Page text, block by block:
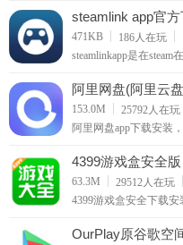
是应用界面还是应用功
初期可能不太适应。
steamlink app官
471KB 186人在玩
steamlinkapp是在
务，相信不少的小伙伴
阿里网盘(阿里云
153.0M 25792人在玩
阿里网盘app下载安装
的免费容量，更快的下
4399游戏盒安全版
63.3M 29512人在玩
4399游戏盒安全下载
资讯于一体，拥有超过
OurPlay原谷歌空